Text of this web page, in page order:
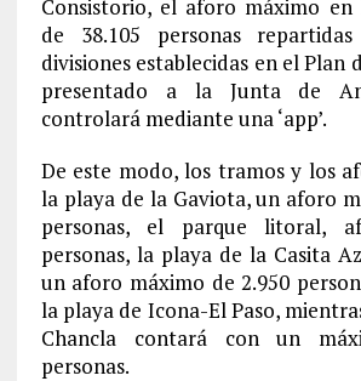
Consistorio, el aforo máximo en
de 38.105 personas
divisiones establecidas en el Plan
presentado a la Junta de
controlará mediante una ‘app’.
De este modo, los tramos y los
la playa de la Gaviota, un aforo
personas, el parque litoral,
personas, la playa de la Casita
un aforo máximo de 2.950
la playa de Icona-El Paso,
Chancla contará con un
personas.